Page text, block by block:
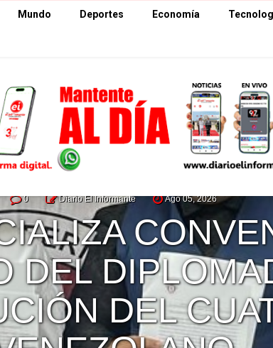
Mundo Deportes Economía
0 Diario El Informante Ago 05, 2026
DEL
DEL